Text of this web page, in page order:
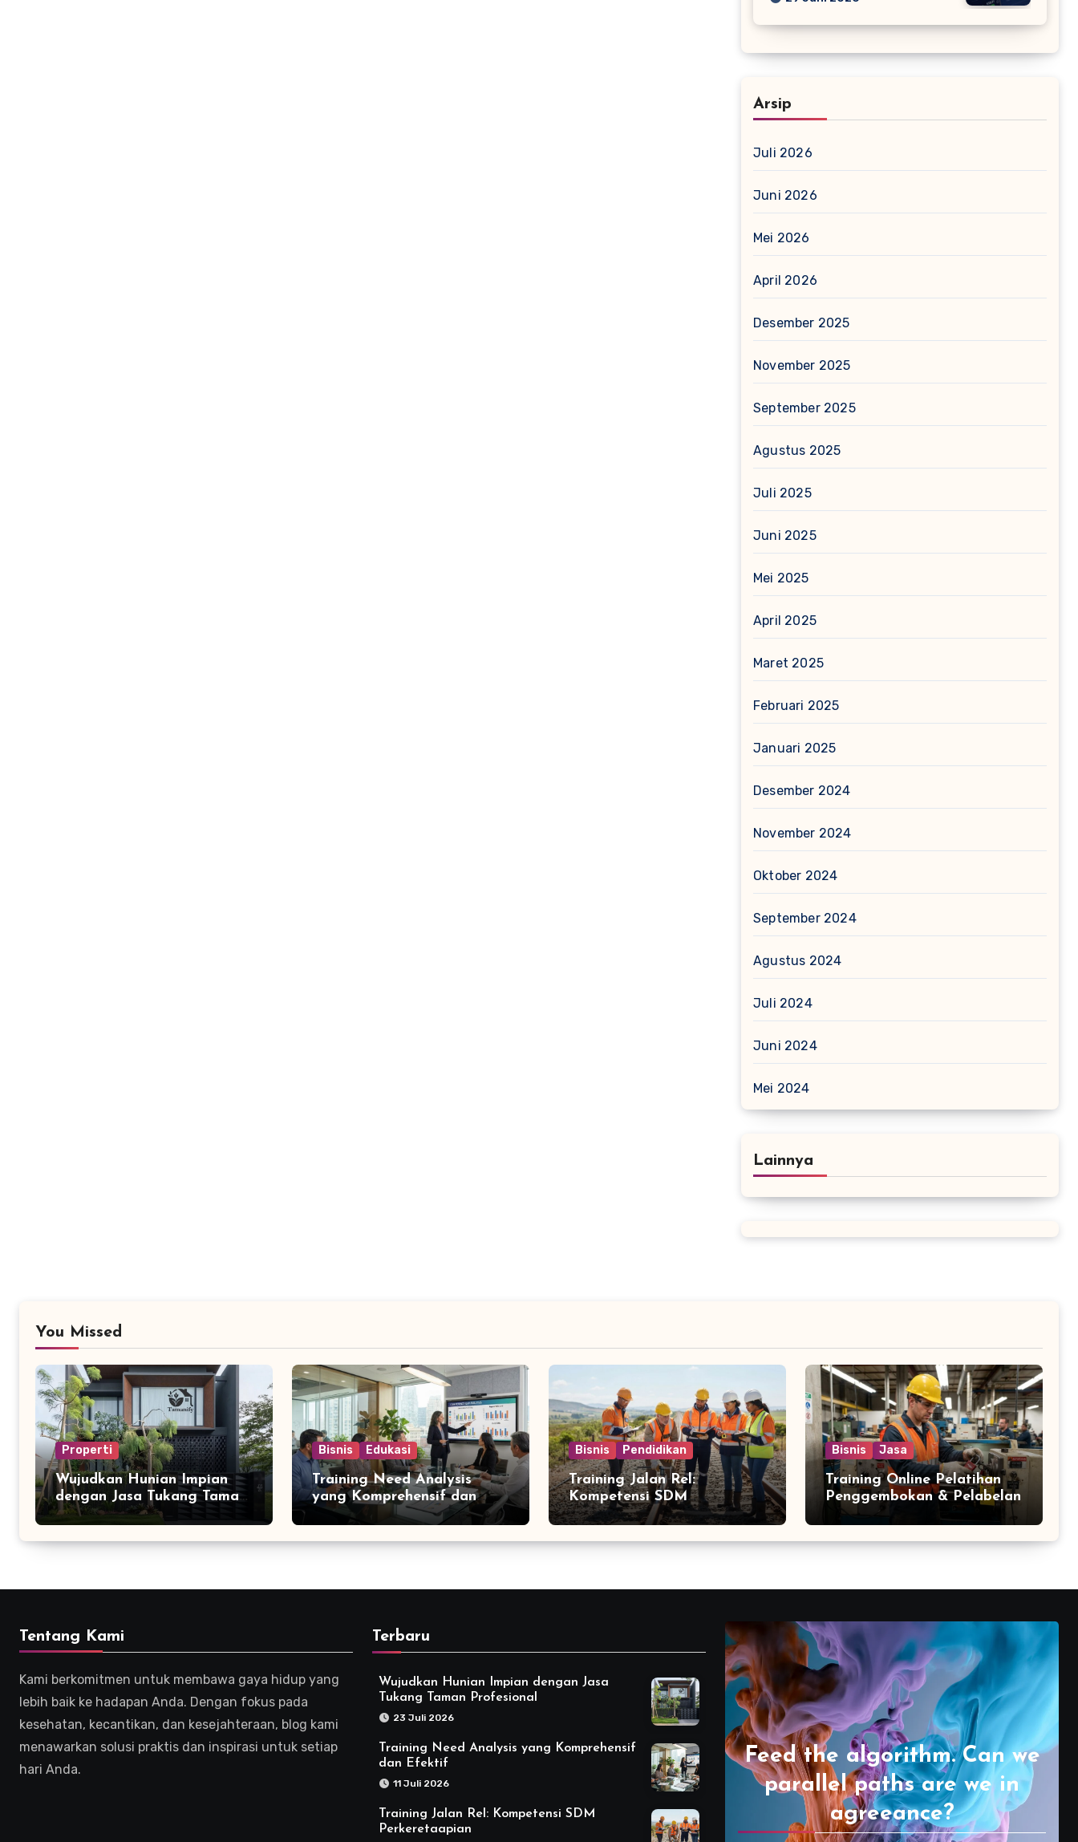
Arsip
Juli 2026
Juni 2026
Mei 2026
April 2026
Desember 2025
November 2025
September 2025
Agustus 2025
Juli 2025
Juni 2025
Mei 2025
April 2025
Maret 2025
Februari 2025
Januari 2025
Desember 2024
November 2024
Oktober 2024
September 2024
Agustus 2024
Juli 2024
Juni 2024
Mei 2024
Lainnya
You Missed
Properti
Wujudkan Hunian Impian
dengan Jasa Tukang Taman
Profesional
Bisnis Edukasi
Training Need Analysis
yang Komprehensif dan
Efektif
Bisnis Pendidikan
Training Jalan Rel:
Kompetensi SDM
Perkeretaapian
Bisnis Jasa
Training Online Pelatihan
Penggembokan & Pelabelan
Tentang Kami
Kami berkomitmen untuk membawa gaya hidup yang
lebih baik ke hadapan Anda. Dengan fokus pada
kesehatan, kecantikan, dan kesejahteraan, blog kami
menawarkan solusi praktis dan inspirasi untuk setiap
hari Anda.
Terbaru
Wujudkan Hunian Impian dengan Jasa
Tukang Taman Profesional
23 Juli 2026
Training Need Analysis yang Komprehensif
dan Efektif
11 Juli 2026
Training Jalan Rel: Kompetensi SDM
Perkeretaapian
Feed the algorithm. Can we
parallel paths are we in
agreeance?